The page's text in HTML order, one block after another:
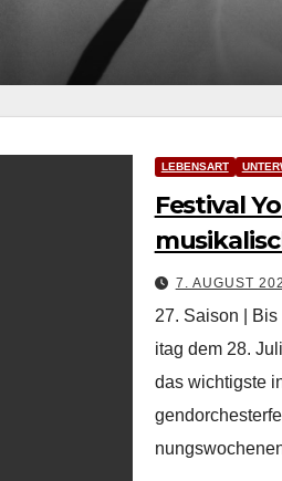
LEBENSART
Festival
7. AUGUST
27. Saison |
itag dem 28.
das wichtig­ste